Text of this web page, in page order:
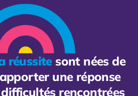
réussitesont nées de
une réponse
rencontrées